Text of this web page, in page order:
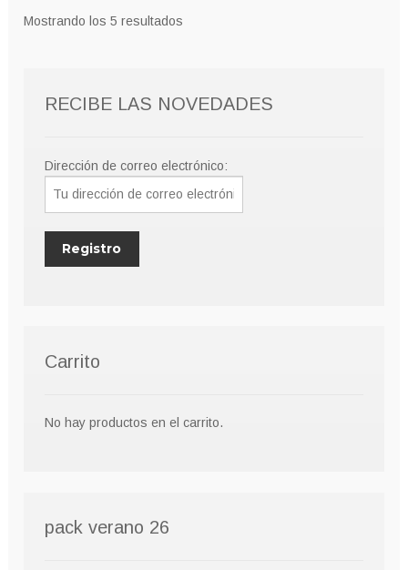
Mostrando los 5 resultados
RECIBE LAS NOVEDADES
Dirección de correo electrónico:
Carrito
No hay productos en el carrito.
pack verano 26